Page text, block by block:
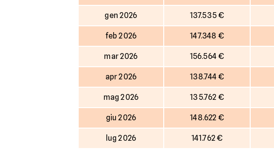
gen 2026 137.535 €
feb 2026 147.348 €
mar 2026 156.564 €
apr 2026 138.744 €
mag 2026 135.762 €
giu 2026 148.622 €
lug 2026 141.762 €